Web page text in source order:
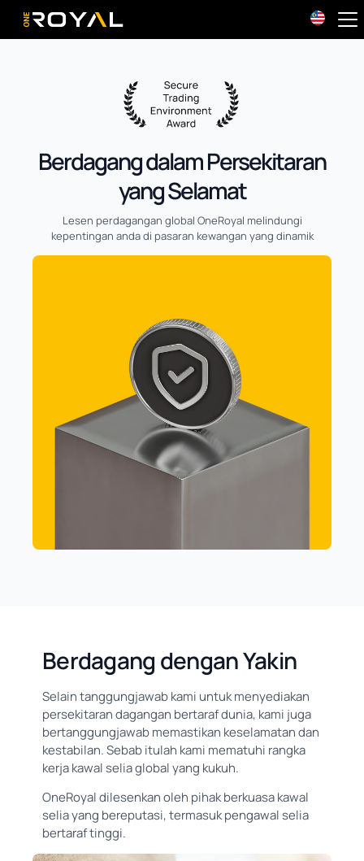
OneRoyal Home
Berdagang dalam Persekitaran
yang Selamat
Lesen perdagangan global OneRoyal melindungi
kepentingan anda di pasaran kewangan yang dinamik
Berdagang dengan Yakin
Selain tanggungjawab kami untuk menyediakan
persekitaran dagangan bertaraf dunia, kami juga
bertanggungjawab memastikan keselamatan dan
kestabilan. Sebab itulah kami mematuhi rangka
kerja kawal selia global yang kukuh.
OneRoyal dilesenkan oleh pihak berkuasa kawal
selia yang bereputasi, termasuk pengawal selia
bertaraf tinggi.